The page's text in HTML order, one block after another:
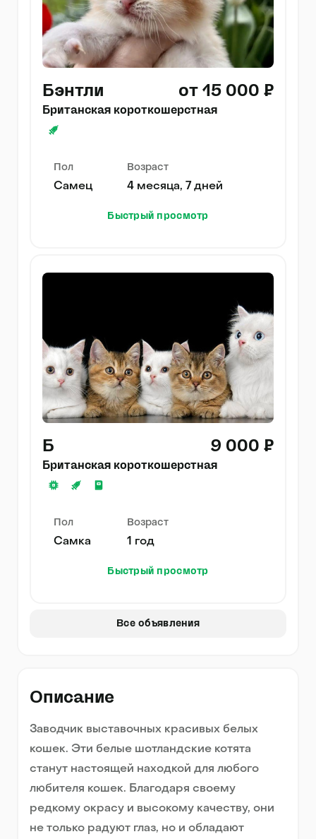
Бэнтли от 15 000 ₽
Британская короткошерстная
Пол
Самец
Возраст
4 месяца, 7 дней
Быстрый просмотр
Б 9 000 ₽
Британская короткошерстная
Пол
Самка
Возраст
1 год
Быстрый просмотр
Все объявления
Описание
Заводчик выставочных красивых белых
кошек. Эти белые шотландские котята
станут настоящей находкой для любого
любителя кошек. Благодаря своему
редкому окрасу и высокому качеству, они
не только радуют глаз, но и обладают